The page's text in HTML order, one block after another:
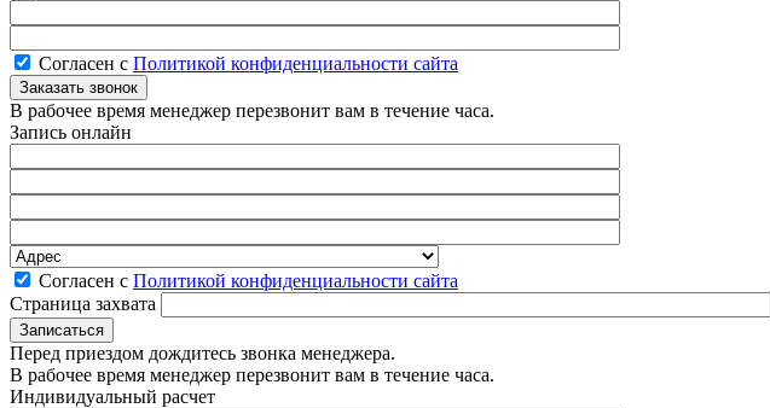
Согласен с Политикой конфиденциальности сайта
В рабочее время менеджер перезвонит вам в течение часа.
Запись онлайн
Согласен с Политикой конфиденциальности сайта
Страница захвата
Перед приездом дождитесь звонка менеджера.
В рабочее время менеджер перезвонит вам в течение часа.
Индивидуальный расчет